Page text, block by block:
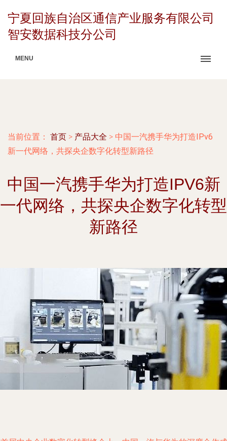
宁夏回族自治区通信产业服务有限公司
智安数据科技分公司
MENU
当前位置： 首页 > 产品大全 > 中国一汽携手华为打造IPv6
新一代网络，共探央企数字化转型新路径
中国一汽携手华为打造IPV6新
一代网络，共探央企数字化转型
新路径